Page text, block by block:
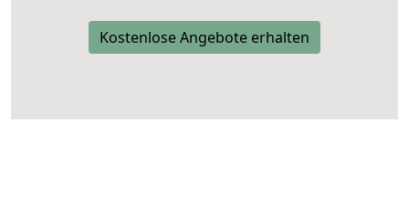
Kostenlose Angebote erhalten